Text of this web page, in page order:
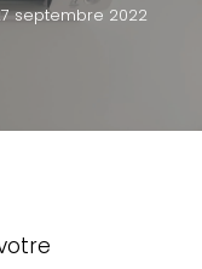
septembre 2022